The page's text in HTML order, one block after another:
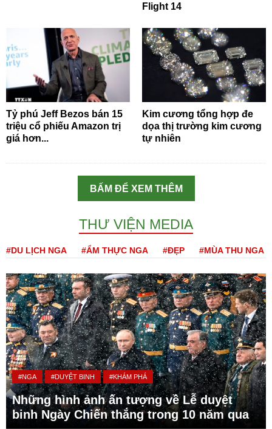
Flight 14
Tỷ phú Jeff Bezos bán 15
triệu cổ phiếu Amazon trị
giá hơn...
Kim cương tổng hợp đe
dọa thị trường kim cương
tự nhiên
BẤM ĐỂ XEM THÊM
THƯ VIỆN MEDIA
#DU LỊCH NGA #ẨM THỰC NGA #ĐẸP #MÙA THU NGA
#NGA #DUYỆT BINH #KHÁM PHÁ
Những hình ảnh ấn tượng về Lễ duyệt
binh Ngày Chiến thắng trong 10 năm qua